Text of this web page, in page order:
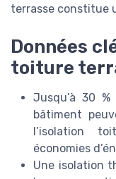
terrasse constitue
Données
toiture
Jusqu’à 30
bâtiment
l’isolation
économies
Une isolation